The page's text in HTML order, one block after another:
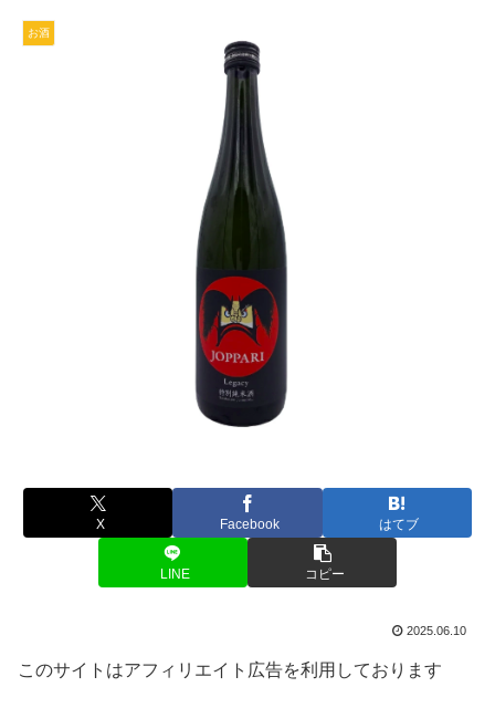
お酒
X Facebook はてブ
LINE コピー
2025.06.10
このサイトはアフィリエイト広告を利用しております